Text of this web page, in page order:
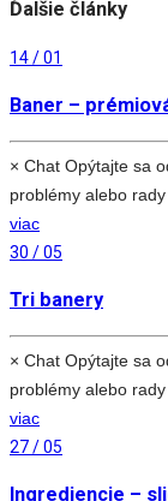
Ďalšie články
14 / 01
Baner –
× Chat Opýtajte sa
problémy alebo
viac
30 / 05
Tri banery
× Chat Opýtajte sa
problémy alebo
viac
27 / 05
Ingrediencie –